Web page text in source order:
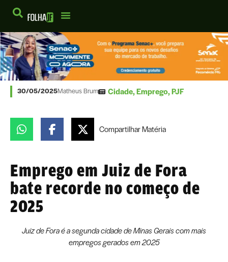
30/05/2025Matheus Brum Cidade,Emprego,PJF
CompartilharMatéria
Emprego em Juiz de Fora
bate recorde no começo de
2025
Juiz de Fora é a segunda cidade de Minas Gerais com mais
empregos gerados em 2025